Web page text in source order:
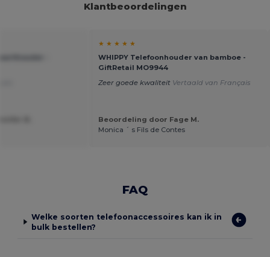
Klantbeoordelingen
★ ★ ★ ★ ★
WHIPPY Telefoonhouder van bamboe -
GiftRetail MO9944
Zeer goede kwaliteit Vertaald van Français
Beoordeling door Fage M.
Monica ´ s Fils de Contes
FAQ
Welke soorten telefoonaccessoires kan ik in
bulk bestellen?